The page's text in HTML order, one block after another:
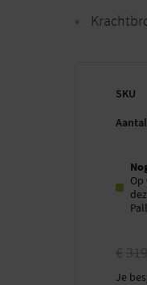
SKU
Aantal
€
Je